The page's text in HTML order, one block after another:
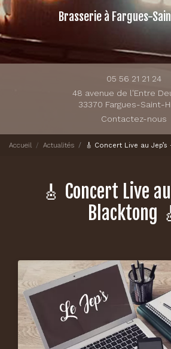
Brasserie à Fargues-
05 56 21 21 24
48 avenue de l'Entre
33370 Fargues-Saint-
Contactez-nous
Accueil Actualités 🎸 Concert Live au
🎸 Concert Live
Blacktong